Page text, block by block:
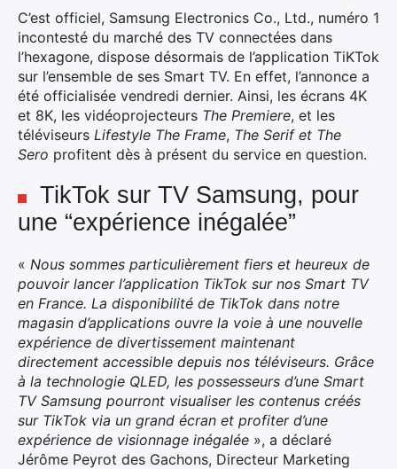
C’est officiel, Samsung Electronics Co., Ltd., numéro 1
incontesté du marché des TV connectées dans
l’hexagone, dispose désormais de l’application TiKTok
sur l’ensemble de ses Smart TV. En effet, l’annonce a
été officialisée vendredi dernier. Ainsi, les écrans 4K
et 8K, les vidéoprojecteurs The Premiere, et les
téléviseurs Lifestyle The Frame, The Serif et The
Sero profitent dès à présent du service en question.
TikTok sur TV Samsung, pour
une “expérience inégalée”
« Nous sommes particulièrement fiers et heureux de
pouvoir lancer l’application TikTok sur nos Smart TV
en France. La disponibilité de TikTok dans notre
magasin d’applications ouvre la voie à une nouvelle
expérience de divertissement maintenant
directement accessible depuis nos téléviseurs. Grâce
à la technologie QLED, les possesseurs d’une Smart
TV Samsung pourront visualiser les contenus créés
sur TikTok via un grand écran et profiter d’une
expérience de visionnage inégalée », a déclaré
Jérôme Peyrot des Gachons, Directeur Marketing